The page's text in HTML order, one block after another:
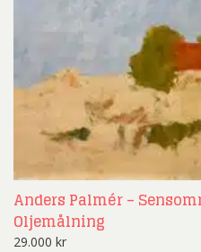
Anders Palmér –
Oljemålning
29.000 kr